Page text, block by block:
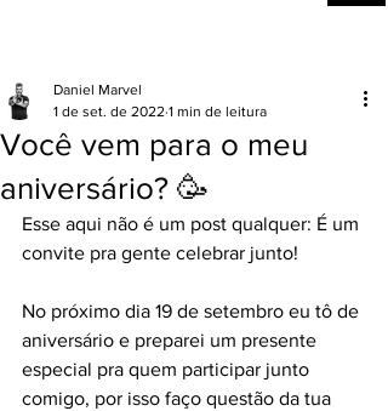
Você vem para o meu
aniversário? 🥳
Daniel Marvel
1 de set. de 2022 1 min de leitura
Esse aqui não é um post qualquer: É um
convite pra gente celebrar junto!
No próximo dia 19 de setembro eu tô de
aniversário e preparei um presente
especial pra quem participar junto
comigo, por isso faço questão da tua